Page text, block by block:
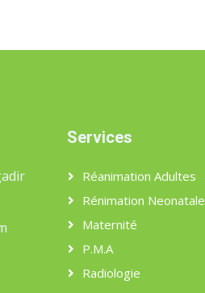
Services
Réanimation Adultes
Rénimation Neonatale
Maternité
P.M.A
Radiologie